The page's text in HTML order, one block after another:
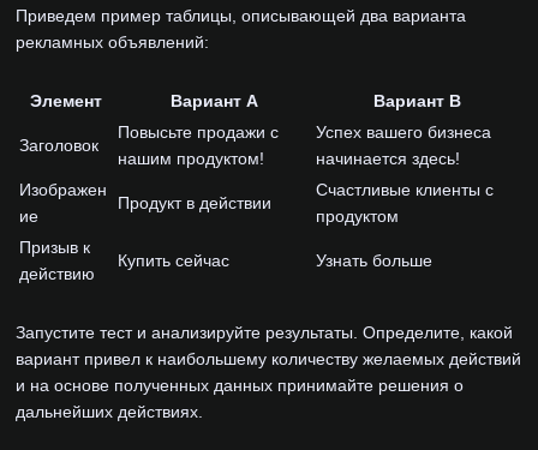
Приведем пример таблицы, описывающей два варианта
рекламных объявлений:
Элемент Вариант A Вариант B
Заголовок
Повысьте продажи с
нашим продуктом!
Успех вашего бизнеса
начинается здесь!
Изображен
ие
Продукт в действии
Счастливые клиенты с
продуктом
Призыв к
действию
Купить сейчас Узнать больше
Запустите тест и анализируйте результаты. Определите, какой
вариант привел к наибольшему количеству желаемых действий
и на основе полученных данных принимайте решения о
дальнейших действиях.